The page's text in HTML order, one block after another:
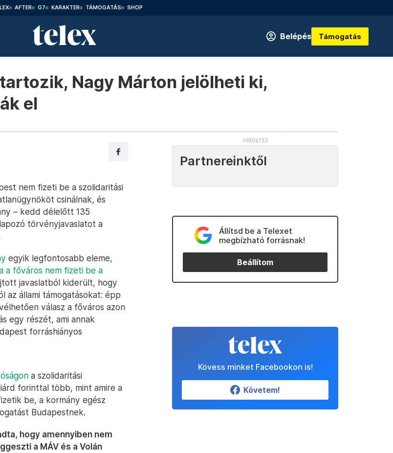
AFTER G7 KARAKTER TÁMOGATÁS SHOP
Belépés Támogatás
Nagy Márton jelölheti ki,
el
nem fizeti be a szolidaritási
csinálnak, és
– kedd délelőtt 135
törvényjavaslatot a
egyik legfontosabb eleme,
a főváros nem fizeti be a
javaslatból kiderült, hogy
az állami támogatásokat: épp
válasz a főváros azon
egy részét, ami annak
forráshiányos
a szolidaritási
forinttal több, mint amire a
be, a kormány egész
Budapestnek.
hogy amennyiben nem
a MÁV és a Volán
Partnereinktől
Állítsd be a Telexet
megbízható forrásnak!
Beállítom
Kövess minket Facebookon is!
Követem!